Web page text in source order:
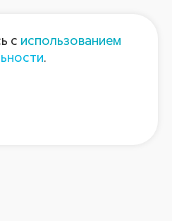
Контакты
с использованием
.